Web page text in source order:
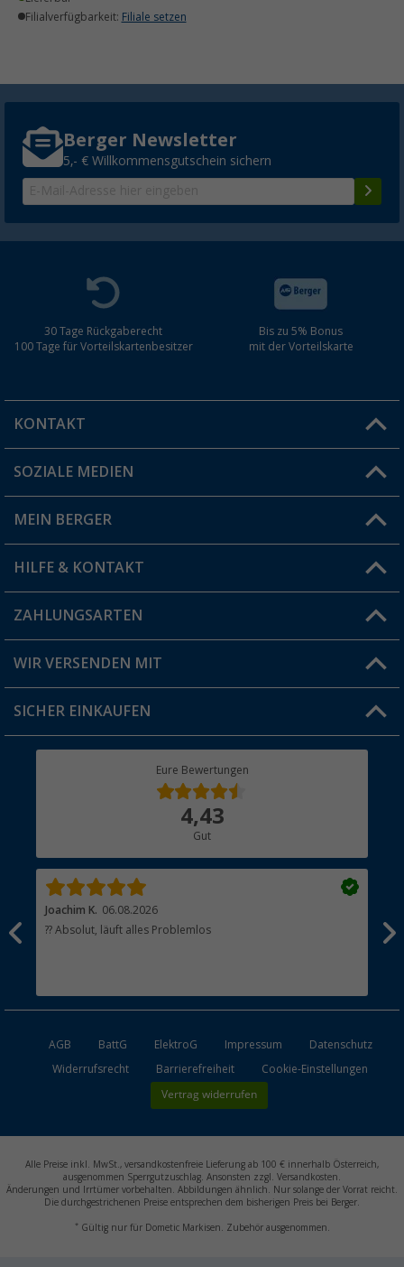
Filialverfügbarkeit: Filiale setzen
Berger Newsletter
5,- € Willkommensgutschein sichern
30 Tage Rückgaberecht
100 Tage für Vorteilskartenbesitzer
Bis zu 5% Bonus
mit der Vorteilskarte
KONTAKT
Du hast eine Frage?
Filiale finden
SOZIALE MEDIEN
MEIN BERGER
Vorteilskarte
Blog
Jobs & Karriere
HILFE & KONTAKT
FAQ & Kontakt
Versandinformationen
Rücksendung
ZAHLUNGSARTEN
WIR VERSENDEN MIT
SICHER EINKAUFEN
Eure Bewertungen
4,43
Gut
Joachim K. 06.08.2026
?? Absolut, läuft alles Problemlos
AGB BattG ElektroG Impressum
Datenschutz
Widerrufsrecht
Barrierefreiheit Cookie-Einstellungen
Vertrag widerrufen
Alle Preise inkl. MwSt., versandkostenfreie Lieferung ab 100 € innerhalb Österreich,
ausgenommen Sperrgutzuschlag. Ansonsten zzgl. Versandkosten.
Änderungen und Irrtümer vorbehalten. Abbildungen ähnlich. Nur solange der Vorrat reicht.
Die durchgestrichenen Preise entsprechen dem bisherigen Preis bei Berger.
*Gültig nur für Dometic Markisen. Zubehör ausgenommen.